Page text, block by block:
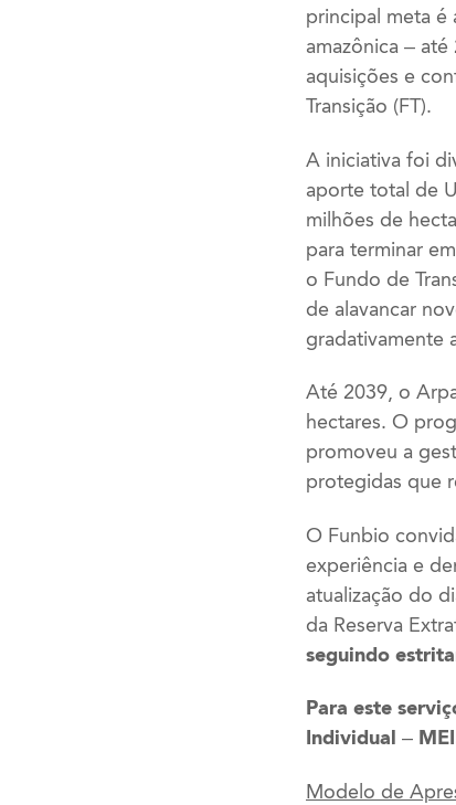
principal meta é
amazônica –
aquisições e
Transição (FT).
A iniciativa foi
aporte total de
milhões de
para terminar
o Fundo de
de alavancar
gradativamente
Até 2039, o
hectares. O
promoveu a
protegidas que
O Funbio
experiência e
atualização do
da Reserva
seguindo
Para este
Individual –
Modelo de